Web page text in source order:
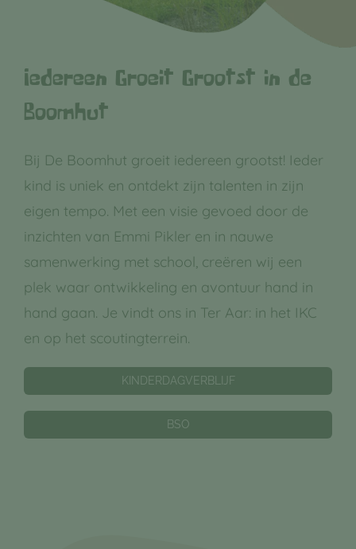
Iedereen Groeit Grootst in de
Boomhut
Bij De Boomhut groeit iedereen grootst! Ieder
kind is uniek en ontdekt zijn talenten in zijn
eigen tempo. Met een visie gevoed door de
inzichten van Emmi Pikler en in nauwe
samenwerking met school, creëren wij een
plek waar ontwikkeling en avontuur hand in
hand gaan. Je vindt ons in Ter Aar: in het IKC
en op het scoutingterrein.
KINDERDAGVERBLIJF
BSO